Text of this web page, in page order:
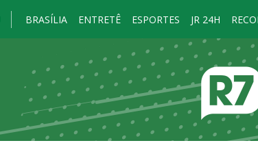
BRASÍLIA ENTRETÊ ESPORTES JR 24H